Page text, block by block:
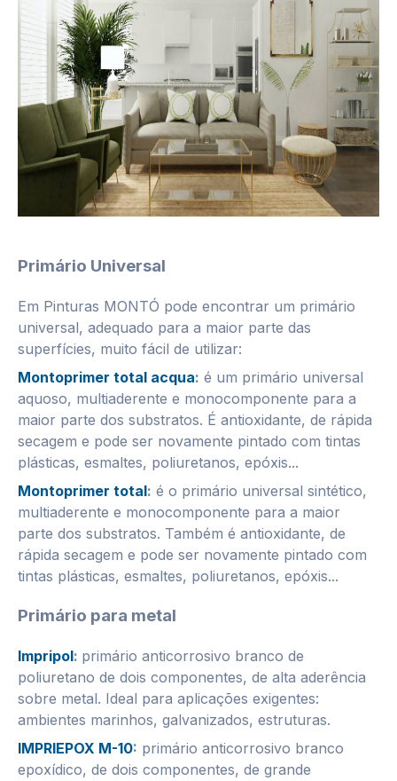
Primário Universal
Em Pinturas MONTÓ pode encontrar um primário
universal, adequado para a maior parte das
superfícies, muito fácil de utilizar:
Montoprimer total acqua: é um primário universal
aquoso, multiaderente e monocomponente para a
maior parte dos substratos. É antioxidante, de rápida
secagem e pode ser novamente pintado com tintas
plásticas, esmaltes, poliuretanos, epóxis...
Montoprimer total: é o primário universal sintético,
multiaderente e monocomponente para a maior
parte dos substratos. Também é antioxidante, de
rápida secagem e pode ser novamente pintado com
tintas plásticas, esmaltes, poliuretanos, epóxis...
Primário para metal
Impripol: primário anticorrosivo branco de
poliuretano de dois componentes, de alta aderência
sobre metal. Ideal para aplicações exigentes:
ambientes marinhos, galvanizados, estruturas.
IMPRIEPOX M-10: primário anticorrosivo branco
epoxídico, de dois componentes, de grande